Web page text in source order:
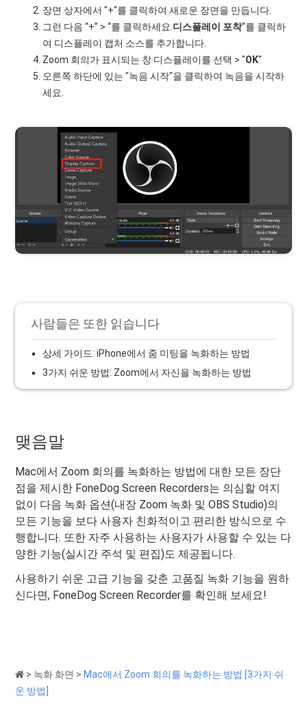
장면 상자에서 "+"를 클릭하여 새로운 장면을 만듭니다.
그런 다음 “+” > “를 클릭하세요. 디스플레이 포착”를 클릭하
여 디스플레이 캡처 소스를 추가합니다.
Zoom 회의가 표시되는 창 디스플레이를 선택 > "OK"
오른쪽 하단에 있는 "녹음 시작"을 클릭하여 녹음을 시작하
세요.
사람들은 또한 읽습니다
상세 가이드: iPhone에서 줌 미팅을 녹화하는 방법
3가지 쉬운 방법: Zoom에서 자신을 녹화하는 방법
맺음말
Mac에서 Zoom 회의를 녹화하는 방법에 대한 모든 장단
점을 제시한 FoneDog Screen Recorders는 의심할 여지
없이 다음 녹화 옵션(내장 Zoom 녹화 및 OBS Studio)의
모든 기능을 보다 사용자 친화적이고 편리한 방식으로 수
행합니다. 또한 자주 사용하는 사용자가 사용할 수 있는 다
양한 기능(실시간 주석 및 편집)도 제공됩니다.
사용하기 쉬운 고급 기능을 갖춘 고품질 녹화 기능을 원하
신다면, FoneDog Screen Recorder를 확인해 보세요!
> 녹화 화면 > Mac에서 Zoom 회의를 녹화하는 방법 [3가지 쉬
운 방법]